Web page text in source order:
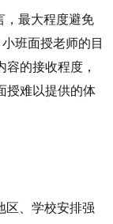
，最大程度避免
班面授老师的目
的接收程度，
授难以提供的体
区、学校安排强